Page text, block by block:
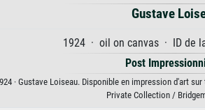
Gustave
1924 · oil on canvas · ID de
Post
· Gustave Loiseau. Disponible en impression d'art
Private Collection /